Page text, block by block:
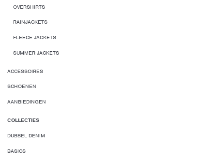
OVERSHIRTS
RAINJACKETS
FLEECE JACKETS
SUMMER JACKETS
ACCESSOIRES
SCHOENEN
AANBIEDINGEN
COLLECTIES
DUBBEL DENIM
BASICS